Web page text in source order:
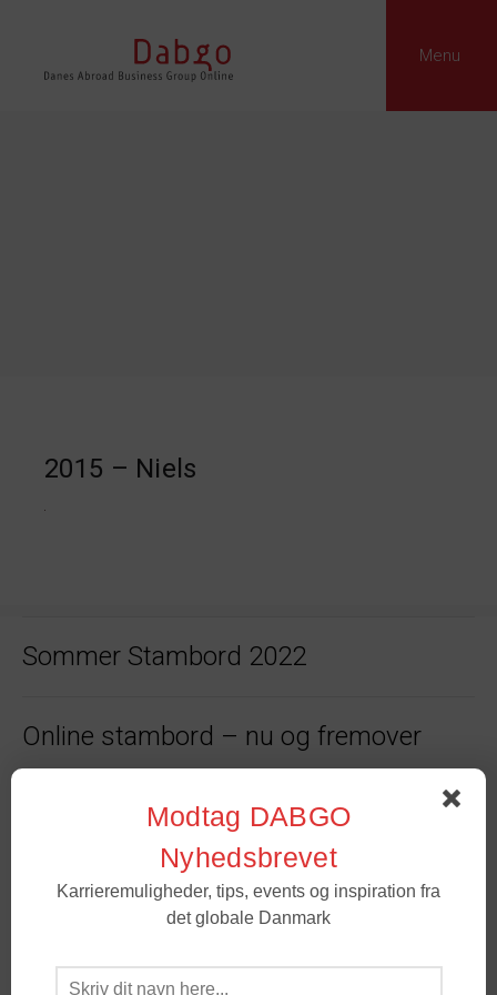
Menu
2015 – Niels
Sommer Stambord 2022
Online stambord – nu og fremover
Tips til at lande i Danmark igen – Mød
Johannes, Executive Director i
Goldman Sachs
DABGO-PRISVINDER HAR SIT HOLD I
Modtag DABGO
Nyhedsbrevet
Karrieremuligheder, tips, events og inspiration fra
det globale Danmark